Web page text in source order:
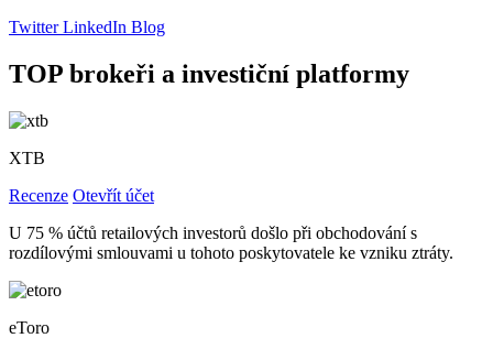
TwitterLinkedIn Blog
TOP brokeři a investiční platformy
XTB
Recenze Otevřít účet
U 75 % účtů retailových investorů došlo při obchodování s
rozdílovými smlouvami u tohoto poskytovatele ke vzniku ztráty.
eToro